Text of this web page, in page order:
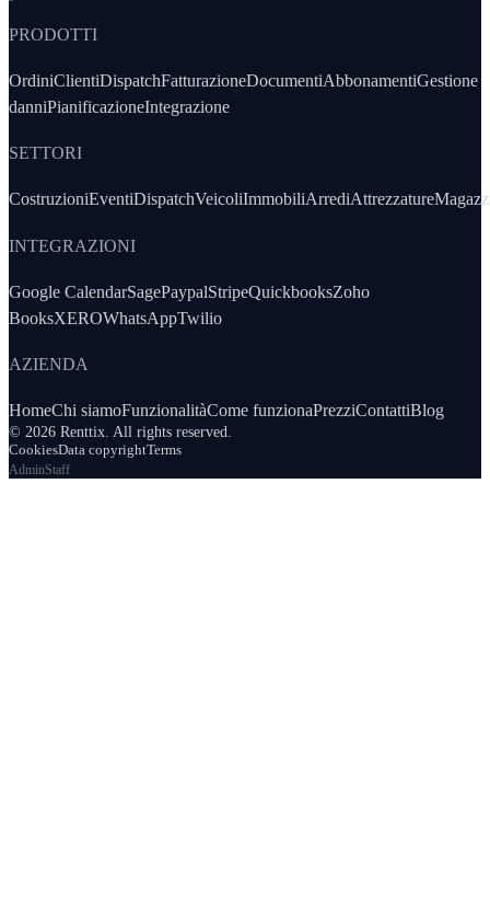
PRODOTTI
OrdiniClientiDispatchFatturazioneDocumentiAbbonamentiGestione
danniPianificazioneIntegrazione
SETTORI
CostruzioniEventiDispatchVeicoliImmobiliArrediAttrezzature
INTEGRAZIONI
Google CalendarSagePaypalStripeQuickbooksZoho
BooksXEROWhatsAppTwilio
AZIENDA
HomeChi siamoFunzionalitàCome funzionaPrezziContattiBlog
© 2026 Renttix. All rights reserved.
CookiesData copyrightTerms
AdminStaff